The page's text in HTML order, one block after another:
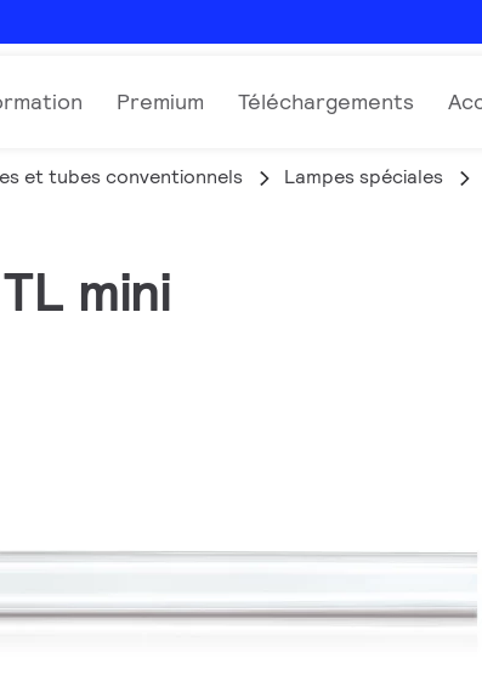
Premium Téléchargements
et tubes conventionnels Lampes spéciales
mini